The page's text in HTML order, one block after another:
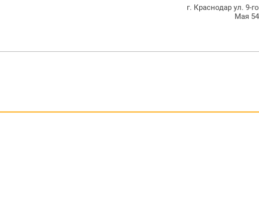
г. Краснодар ул. 9-го
Мая 54